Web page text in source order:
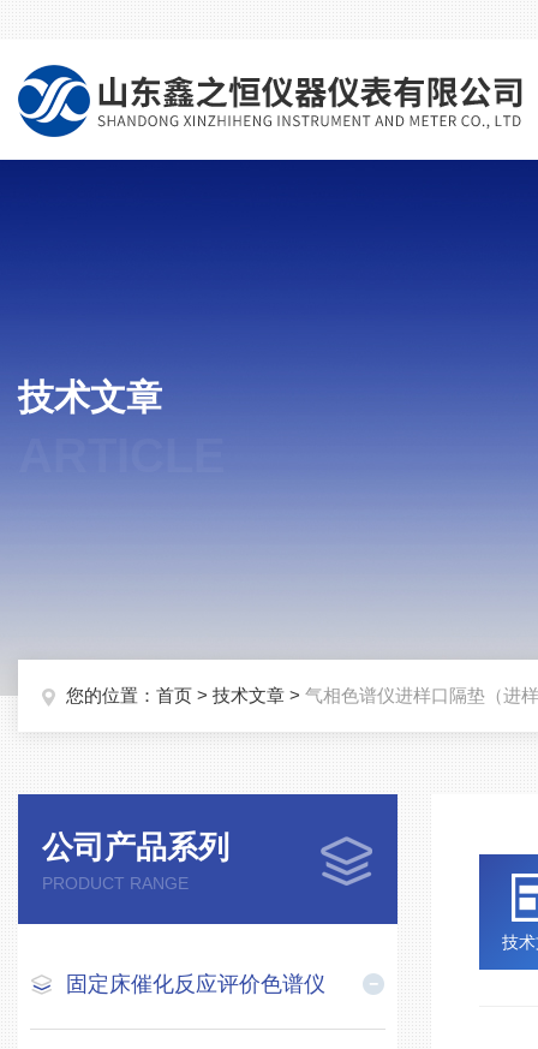
技术文章
您的位置： 首页 > 技术文章 > 气相色谱仪进样口隔垫（进
公司产品系列
PRODUCT RANGE
固定床催化反应评价色谱仪
技